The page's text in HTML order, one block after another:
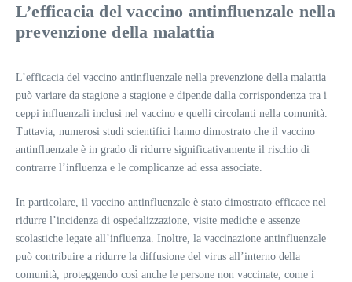
L’efficacia del vaccino antinfluenzale nella
prevenzione della malattia
L’efficacia del vaccino antinfluenzale nella prevenzione della malattia
può variare da stagione a stagione e dipende dalla corrispondenza tra i
ceppi influenzali inclusi nel vaccino e quelli circolanti nella comunità.
Tuttavia, numerosi studi scientifici hanno dimostrato che il vaccino
antinfluenzale è in grado di ridurre significativamente il rischio di
contrarre l’influenza e le complicanze ad essa associate.
In particolare, il vaccino antinfluenzale è stato dimostrato efficace nel
ridurre l’incidenza di ospedalizzazione, visite mediche e assenze
scolastiche legate all’influenza. Inoltre, la vaccinazione antinfluenzale
può contribuire a ridurre la diffusione del virus all’interno della
comunità, proteggendo così anche le persone non vaccinate, come i